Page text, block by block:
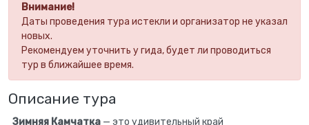
Внимание!
Даты проведения тура истекли и организатор не указал
новых.
Рекомендуем уточнить у гида, будет ли проводиться
тур в ближайшее время.
Описание тура
Зимняя Камчатка — это удивительный край